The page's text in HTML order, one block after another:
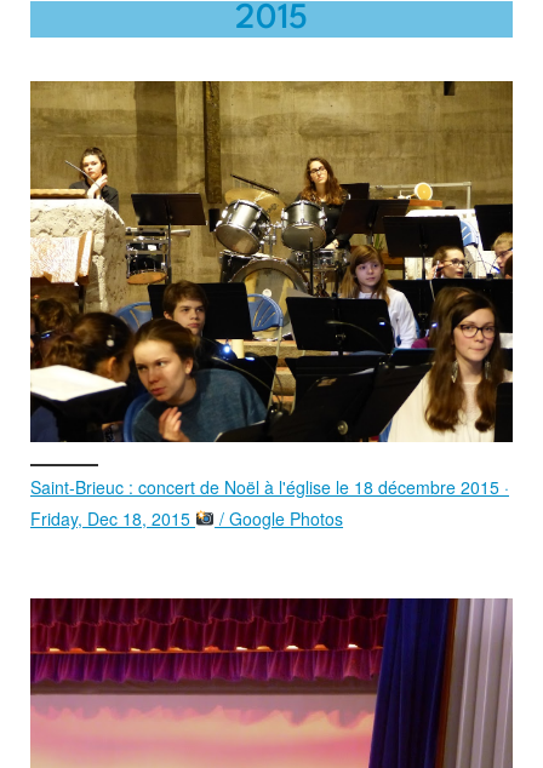
2015
Saint-Brieuc : concert de Noël à l'église le 18 décembre 2015 ·
Friday, Dec 18, 2015
/ Google Photos